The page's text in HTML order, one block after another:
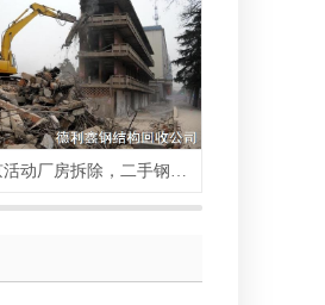
北京活动厂房拆除，二手钢结构拆除，行车房回收